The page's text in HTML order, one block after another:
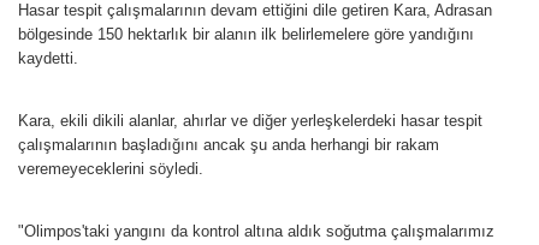
Hasar tespit çalışmalarının devam ettiğini dile getiren Kara, Adrasan
bölgesinde 150 hektarlık bir alanın ilk belirlemelere göre yandığını
kaydetti.
Kara, ekili dikili alanlar, ahırlar ve diğer yerleşkelerdeki hasar tespit
çalışmalarının başladığını ancak şu anda herhangi bir rakam
veremeyeceklerini söyledi.
"Olimpos'taki yangını da kontrol altına aldık soğutma çalışmalarımız